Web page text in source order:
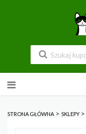
do
STRONA GŁÓWNA > SKLEPY >